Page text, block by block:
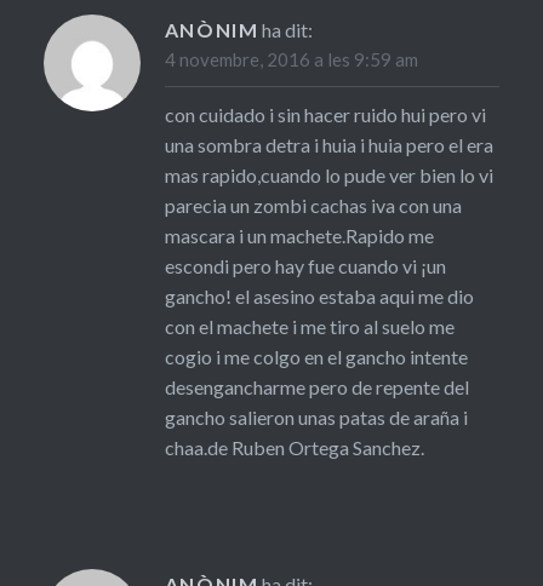
ANÒNIM ha dit:
4 novembre, 2016 a les 9:59 am
con cuidado i sin hacer ruido hui pero vi
una sombra detra i huia i huia pero el era
mas rapido,cuando lo pude ver bien lo vi
parecia un zombi cachas iva con una
mascara i un machete.Rapido me
escondi pero hay fue cuando vi ¡un
gancho! el asesino estaba aqui me dio
con el machete i me tiro al suelo me
cogio i me colgo en el gancho intente
desengancharme pero de repente del
gancho salieron unas patas de araña i
chaa.de Ruben Ortega Sanchez.